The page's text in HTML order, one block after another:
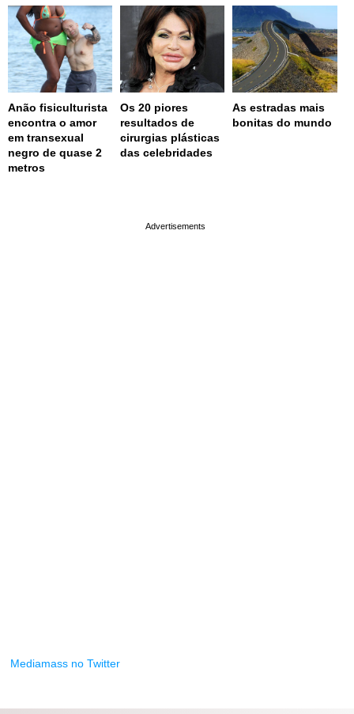
Anão fisiculturista
encontra o amor
em transexual
negro de quase 2
metros
Os 20 piores
resultados de
cirurgias plásticas
das celebridades
As estradas mais
bonitas do mundo
Mediamass no Twitter